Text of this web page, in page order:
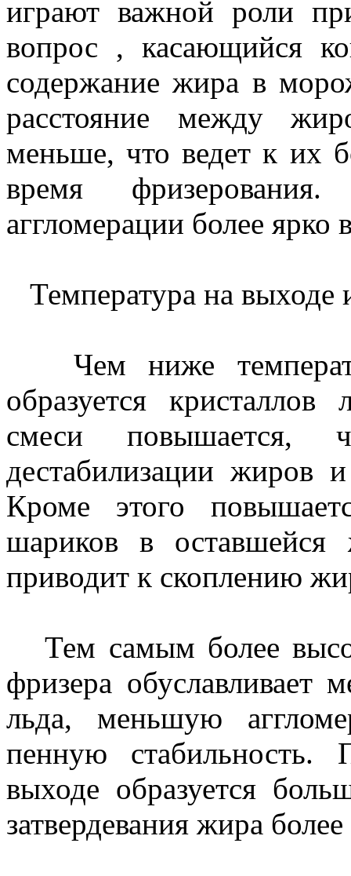
играют важной роли
вопрос , касающийся
содержание жира в
расстояние между
меньше, что ведет к их
время
аггломерации более ярко
Температура на выходе
Чем ниже
образуется
смеси повышается,
дестабилизации жиров
Кроме этого
шариков в оставшейся
приводит к скоплению
Тем самым более
фризера обуславливает
льда, меньшую
пенную стабильность.
выходе образуется
затвердевания жира